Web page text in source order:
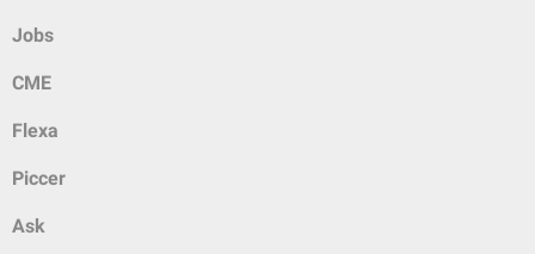
Jobs
CME
Flexa
Piccer
Ask